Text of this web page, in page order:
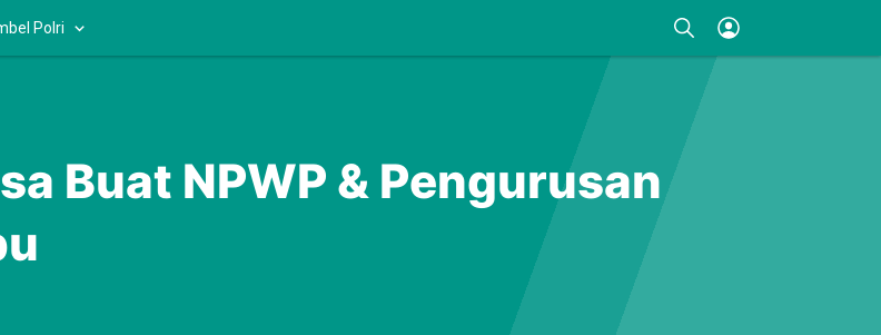
Polri
Buat NPWP & Pengurusan